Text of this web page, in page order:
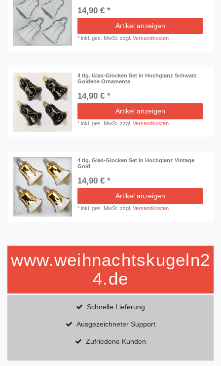
14,90 € *
Artikel anzeigen
*inkl. ges. MwSt. zzgl.Versandkosten
4 tlg. Glas-Glocken Set in Hochglanz Schwarz
Goldene Ornamente
14,90 € *
Artikel anzeigen
*inkl. ges. MwSt. zzgl.Versandkosten
4 tlg. Glas-Glocken Set in Hochglanz Vintage
Gold
14,90 € *
Artikel anzeigen
*inkl. ges. MwSt. zzgl.Versandkosten
www.weihnachtskugeln2
4.de
Schnelle Lieferung
Ausgezeichneter Support
Zufriedene Kunden